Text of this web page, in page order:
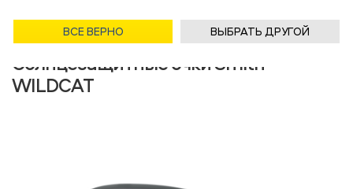
Солнцезащитные очки Smith
WILDCAT
ВСЕ ВЕРНО ВЫБРАТЬ ДРУГОЙ